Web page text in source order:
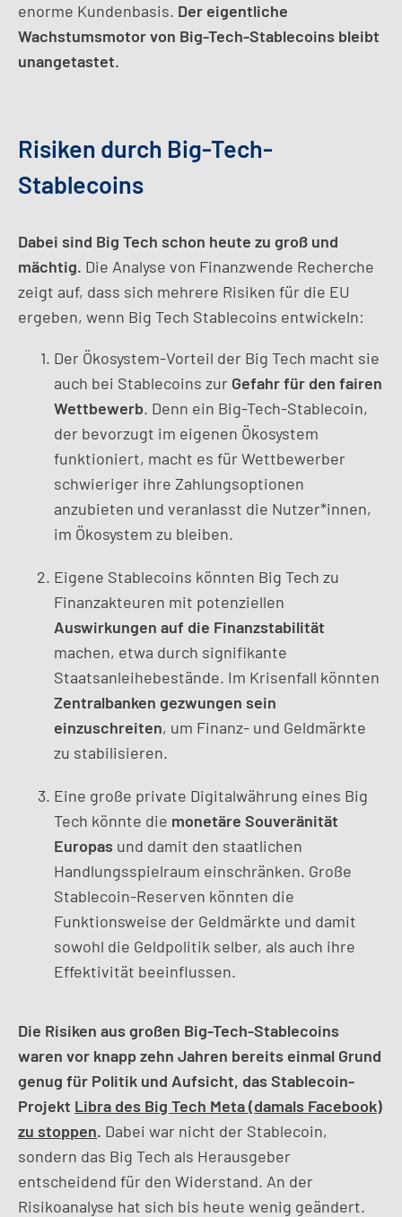
enorme Kundenbasis. Der eigentliche
Wachstumsmotor von Big-Tech-Stablecoins bleibt
unangetastet.
Risiken durch Big-Tech-
Stablecoins
Dabei sind Big Tech schon heute zu groß und
mächtig. Die Analyse von Finanzwende Recherche
zeigt auf, dass sich mehrere Risiken für die EU
ergeben, wenn Big Tech Stablecoins entwickeln:
Der Ökosystem-Vorteil der Big Tech macht sie
auch bei Stablecoins zur Gefahr für den fairen
Wettbewerb. Denn ein Big-Tech-Stablecoin,
der bevorzugt im eigenen Ökosystem
funktioniert, macht ­es für Wettbewerber
schwieriger ihre Zahlungsoptionen
anzubieten und veranlasst die Nutzer*innen,
im Ökosystem zu bleiben.
Eigene Stablecoins könnten Big Tech zu
Finanzakteuren mit potenziellen
Auswirkungen auf die Finanzstabilität
machen, etwa durch signifikante
Staatsanleihebestände. Im Krisenfall könnten
Zentralbanken gezwungen sein
einzuschreiten, um Finanz- und Geldmärkte
zu stabilisieren.
Eine große private Digitalwährung eines Big
Tech könnte die monetäre Souveränität
Europas und damit den staatlichen
Handlungsspielraum einschränken. Große
Stablecoin-Reserven könnten die
Funktionsweise der Geldmärkte und damit
sowohl die Geldpolitik selber, als auch ihre
Effektivität beeinflussen.
Die Risiken aus großen Big-Tech-Stablecoins
waren vor knapp zehn Jahren bereits einmal Grund
genug für Politik und Aufsicht, das Stablecoin-
Projekt Libra des Big Tech Meta (damals Facebook)
zu stoppen. Dabei war nicht der Stablecoin,
sondern das Big Tech als Herausgeber
entscheidend für den Widerstand. An der
Risikoanalyse hat sich bis heute wenig geändert.